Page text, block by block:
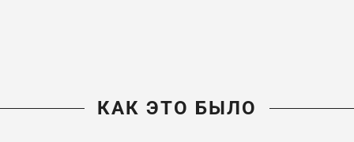
КАК ЭТО БЫЛО